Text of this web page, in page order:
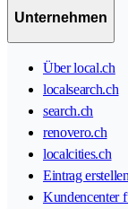
Unternehmen
Über local.ch
localsearch.ch
search.ch
renovero.ch
localcities.ch
Eintrag
Kundencenter